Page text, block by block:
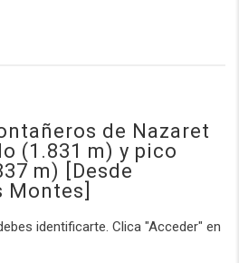
de Nazaret
(1.831 m) y pico
m) [Desde
Montes]
identificarte. Clica "Acceder" en